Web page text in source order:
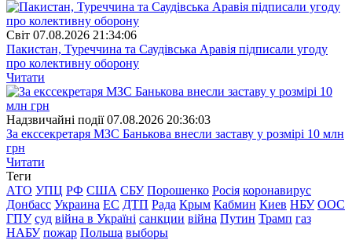
Свiт 07.08.2026 21:34:06
Пакистан, Туреччина та Саудівська Аравія підписали угоду
про колективну оборону
Читати
Надзвичайні події 07.08.2026 20:36:03
За екссекретаря МЗС Банькова внесли заставу у розмірі 10 млн
грн
Читати
Теги
АТО УПЦ РФ США СБУ Порошенко Росія коронавирус
Донбасс Украина ЕС ДТП Рада Крым Кабмин Киев НБУ ООС
ГПУ суд війна в Україні санкции війна Путин Трамп газ
НАБУ пожар Польша выборы